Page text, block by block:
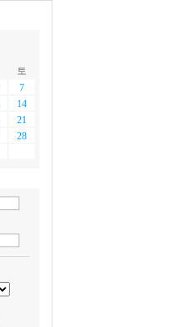
토
7
14
21
28